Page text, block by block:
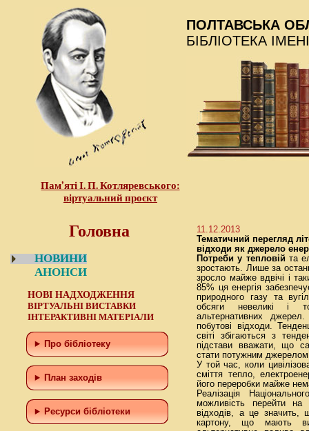
Пам’яті І. П. Котляревського:
віртуальний проєкт
ПОЛТАВСЬКА
БІБЛІОТЕКА
Головна
НОВИНИ
АНОНСИ
НОВІ НАДХОДЖЕННЯ
ВІРТУАЛЬНІ ВИСТАВКИ
ІНТЕРАКТИВНІ МАТЕРІАЛИ
Про бібліотеку
План заходів
Ресурси бібліотеки
11.12.2013
Тематичний перегляд
відходи як джерело
Потреби у тепловій та
зростають. Лише за
зросло майже вдвічі і
85% ця енергія
природного газу та
обсяги невеликі і
альтернативних
побутові відходи.
світі збігаються з
підстави вважати, що
стати потужним джерелом
У той час, коли
сміття тепло,
його переробки майже
Реалізація
можливість перейти на
відходів, а це
картону, що мають